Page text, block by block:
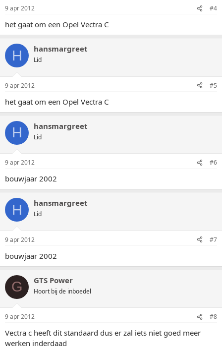
9 apr 2012 #4
het gaat om een Opel Vectra C
H hansmargreet
Lid
9 apr 2012 #5
het gaat om een Opel Vectra C
H hansmargreet
Lid
9 apr 2012 #6
bouwjaar 2002
H hansmargreet
Lid
9 apr 2012 #7
bouwjaar 2002
G GTS Power
Hoort bij de inboedel
9 apr 2012 #8
Vectra c heeft dit standaard dus er zal iets niet goed meer
werken inderdaad